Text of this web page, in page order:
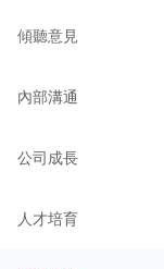
傾聽意見
內部溝通
公司成長
人才培育